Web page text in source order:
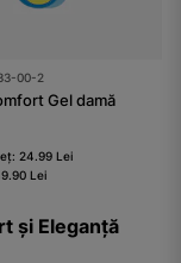
00-2
Gel damă
24.99 Lei
Lei
și Eleganță